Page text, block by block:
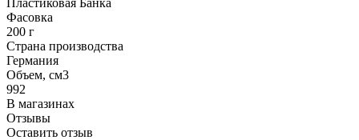
Фасовка
200 г
Страна производства
Германия
Объем, см3
992
В магазинах
Отзывы
Оставить отзыв